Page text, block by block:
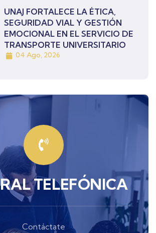
UNAJ FORTALECE LA ÉTICA,
SEGURIDAD VIAL Y GESTIÓN
EMOCIONAL EN EL SERVICIO DE
TRANSPORTE UNIVERSITARIO
04 Ago, 2026
TELEFÓNICA
Contáctate